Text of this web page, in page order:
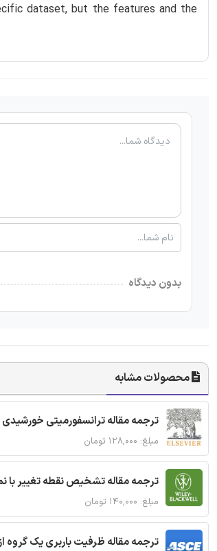
dataset, but the features and the
بدون دیدگاه
محصولات مشابه
ترجمه مقاله ترانسفورمیتی
مبلغ: ۱۲۸,۰۰۰ تومان
ترجمه مقاله تشخیص نقطه تغییر با
مبلغ: ۱۴۰,۰۰۰ تومان
ترجمه مقاله ظرفیت باربری یک